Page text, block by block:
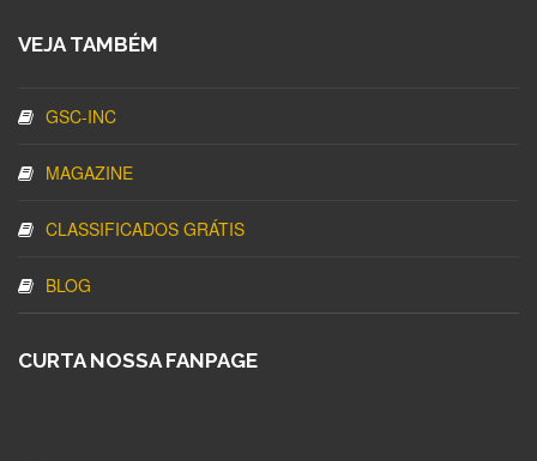
VEJA TAMBÉM
GSC-INC
MAGAZINE
CLASSIFICADOS GRÁTIS
BLOG
CURTA NOSSA FANPAGE